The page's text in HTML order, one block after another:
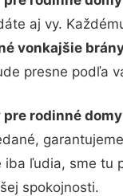
aj vy.
vonkajšie
presne podľa
rodinné
iba ľudia, sme tu
spokojnosti.